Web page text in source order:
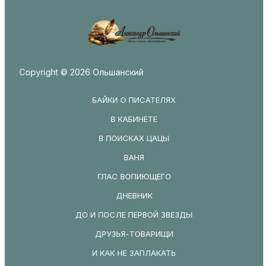
Copyright © 2026 Ольшанский
БАЙКИ О ПИСАТЕЛЯХ
В КАБИНЕТЕ
В ПОИСКАХ ЦАЦЫ
ВАНЯ
ГЛАС ВОПИЮЩЕГО
ДНЕВНИК
ДО И ПОСЛЕ ПЕРВОЙ ЗВЕЗДЫ
ДРУЗЬЯ-ТОВАРИЩИ
И КАК НЕ ЗАПЛАКАТЬ